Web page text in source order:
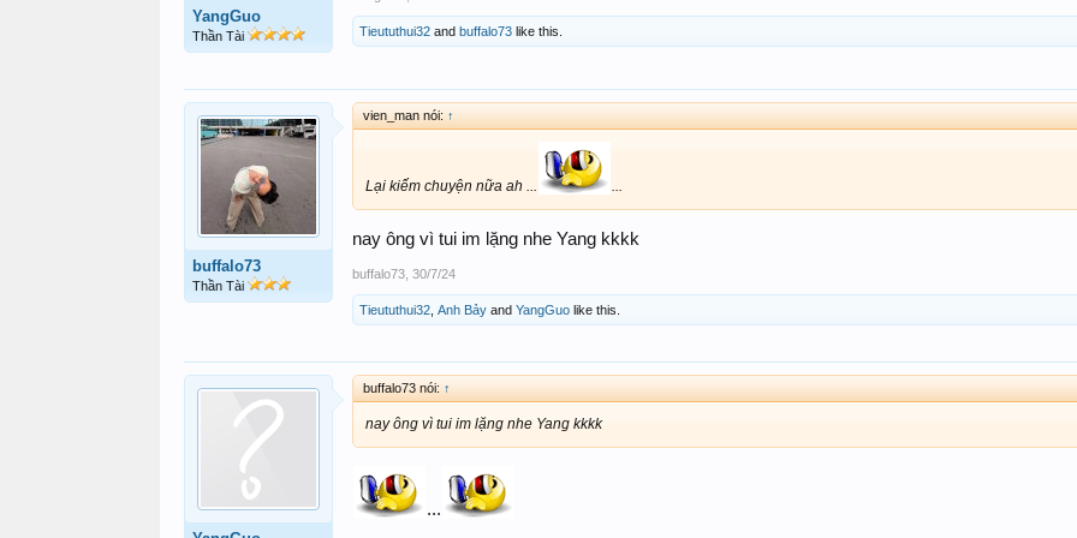
YangGuo
Thần Tài Tieututhui32 and buffalo73 like this.
buffalo73
Thần Tài
vien_man nói: ↑
Lại kiếm chuyện nữa ah ...
nay ông vì tui im lặng nhe Yang kkkk
buffalo73 30/7/24
Tieututhui32 Anh Bảy and YangGuo like this.
buffalo73 nói: ↑
nay ông vì tui im lặng nhe Yang kkkk
...